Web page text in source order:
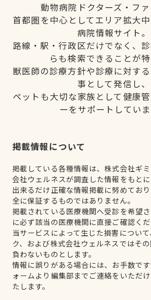
動物病院ドクターズ・ファ
首都圏を中心としてエリア拡大
病院情報サイト。
路線・駅・行政区だけでなく、
らも検索できることが特
獣医師の診療方針や診療に対す
事として発信し、
ペットも大切な家族として健康
ーをサポートしていま
掲載情報について
掲載している各種情報は、株式会社ギ
会社ウェルネスが調査した情報をもとに
出来るだけ正確な情報掲載に努めてお
全に保証するものではありません。
掲載されている医療機関へ受診を希望
に必ず該当の医療機関に直接ご確認くだ
当サービスによって生じた損害につい
ク、および株式会社ウェルネスではそ
負わないものとします。
情報に誤りがある場合には、お手数で
ォームより編集部までご連絡をいただ
たします。